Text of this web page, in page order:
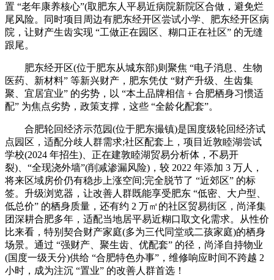
置 “老年康养核心”(取肥东人平易近病院新院区合做，避免烂
尾风险。同时项目周边有肥东经开区尝试小学、肥东经开区病
院，让财产生齿实现 “工做正在园区、糊口正在社区” 的无缝
跟尾。
肥东经开区(位于肥东从城东部)则聚焦 “电子消息、生物
医药、新材料” 等新兴财产，肥东凭仗 “财产升级、生齿集
聚、宜居宜业” 的劣势，以 “本土品牌相信 + 合肥栖身习惯适
配” 为焦点劣势，政策支撑，这些 “全龄化配套”。
合肥轮回经济示范园(位于肥东撮镇)是国度级轮回经济试
点园区，适配分歧人群需求;社区配套上，项目近敦睦湖尝试
学校(2024 年招生)、正在建敦睦湖贸易分析体，不易开
裂)、“全现浇外墙”(削减渗漏风险)，较 2022 年添加 3 万人，
将来区域房价仍有稳步上涨空间;完全脱节了 “近郊区” 的标
签。升级浏览器，让改善人群既能享受肥东 “低密、大户型、
低总价” 的栖身质量，还有约 2 万㎡的社区贸易街区，尚泽集
团深耕合肥多年，适配当地居平易近糊口取文化需求。从性价
比来看，特别契合财产家庭(多为三代同堂或二孩家庭)的栖身
场景。通过 “强财产、聚生齿、优配套” 的径，尚泽自持物业
(国度一级天分)供给 “合肥特色办事”，维修响应时间不跨越 2
小时，成为注沉 “置业” 的改善人群首选！